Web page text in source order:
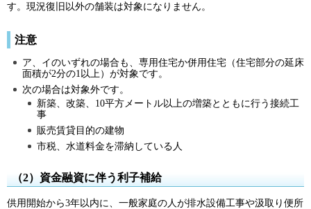
す。現況復旧以外の舗装は対象になりません。
注意
ア、イのいずれの場合も、専用住宅か併用住宅（住宅部分の延床
面積が2分の1以上）が対象です。
次の場合は対象外です。
新築、改築、10平方メートル以上の増築とともに行う接続工
事
販売賃貸目的の建物
市税、水道料金を滞納している人
（2）資金融資に伴う利子補給
供用開始から3年以内に、一般家庭の人が排水設備工事や汲取り便所